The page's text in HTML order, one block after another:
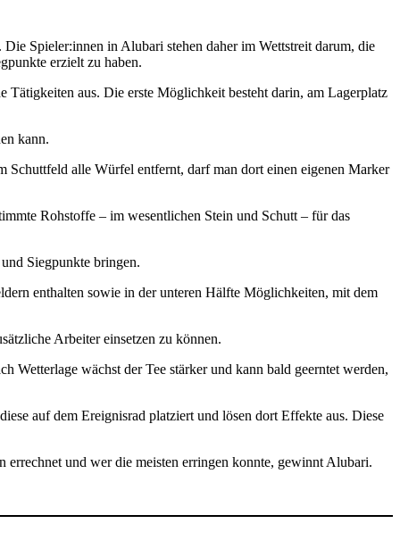
Spieler:innen in Alubari stehen daher im Wettstreit darum, die
erzielt zu haben.
aus. Die erste Möglichkeit besteht darin, am Lagerplatz
kann.
alle Würfel entfernt, darf man dort einen eigenen Marker
Rohstoffe – im wesentlichen Stein und Schutt – für das
Siegpunkte bringen.
enthalten sowie in der unteren Hälfte Möglichkeiten, mit dem
Arbeiter einsetzen zu können.
Wetterlage wächst der Tee stärker und kann bald geerntet werden,
auf dem Ereignisrad platziert und lösen dort Effekte aus. Diese
errechnet und wer die meisten erringen konnte, gewinnt Alubari.